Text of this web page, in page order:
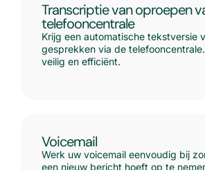
Transcriptie van oproepen
telefooncentrale
Krijg een automatische tekstversie
gesprekken via de
veilig en efficiënt.
Voicemail
Werk uw voicemail eenvoudig bij
een nieuw bericht hoeft op te